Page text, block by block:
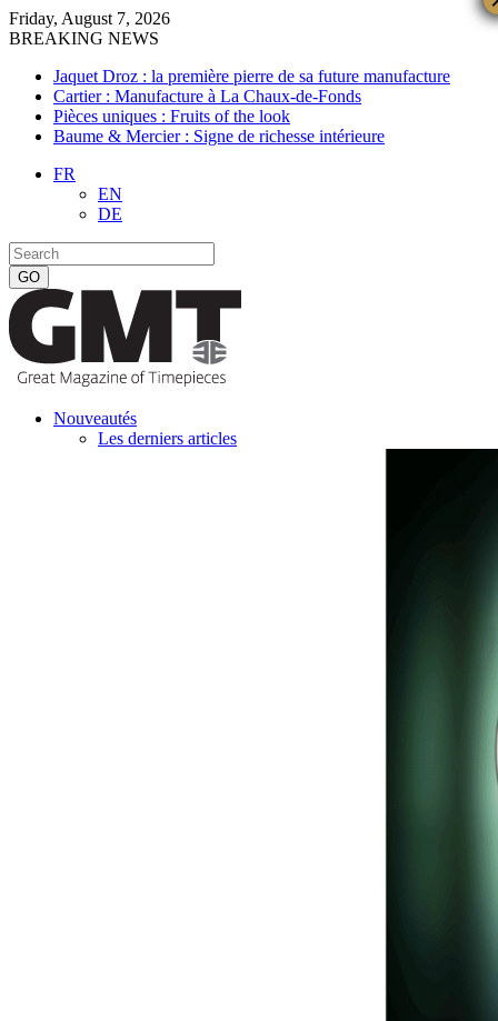
Friday, August 7, 2026
BREAKING NEWS
Jaquet Droz : la première pierre de sa future manufacture
Cartier : Manufacture à La Chaux-de-Fonds
Pièces uniques : Fruits of the look
Baume & Mercier : Signe de richesse intérieure
FR
EN
DE
Nouveautés
Les derniers articles